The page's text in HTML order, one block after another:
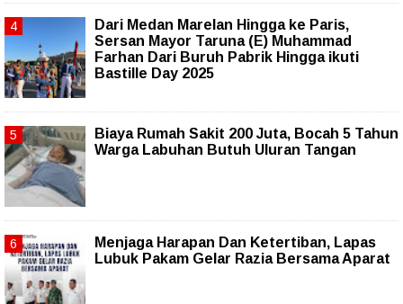
‎Dari Medan Marelan Hingga ke Paris,
Sersan Mayor Taruna (E) Muhammad
Farhan Dari Buruh Pabrik Hingga ikuti
Bastille Day 2025
Biaya Rumah Sakit 200 Juta, Bocah 5 Tahun
Warga Labuhan Butuh Uluran Tangan
Menjaga Harapan Dan Ketertiban, Lapas
Lubuk Pakam Gelar Razia Bersama Aparat